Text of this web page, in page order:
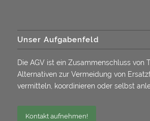
Unser Aufgabenfeld
Die AGV ist ein Zusammenschluss von
Alternativen zur Vermeidung von
vermitteln, koordinieren oder selbst
Kontakt aufnehmen!